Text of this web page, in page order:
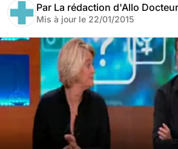
Par La rédaction d'Allo
Mis à jour le 22/01/2015